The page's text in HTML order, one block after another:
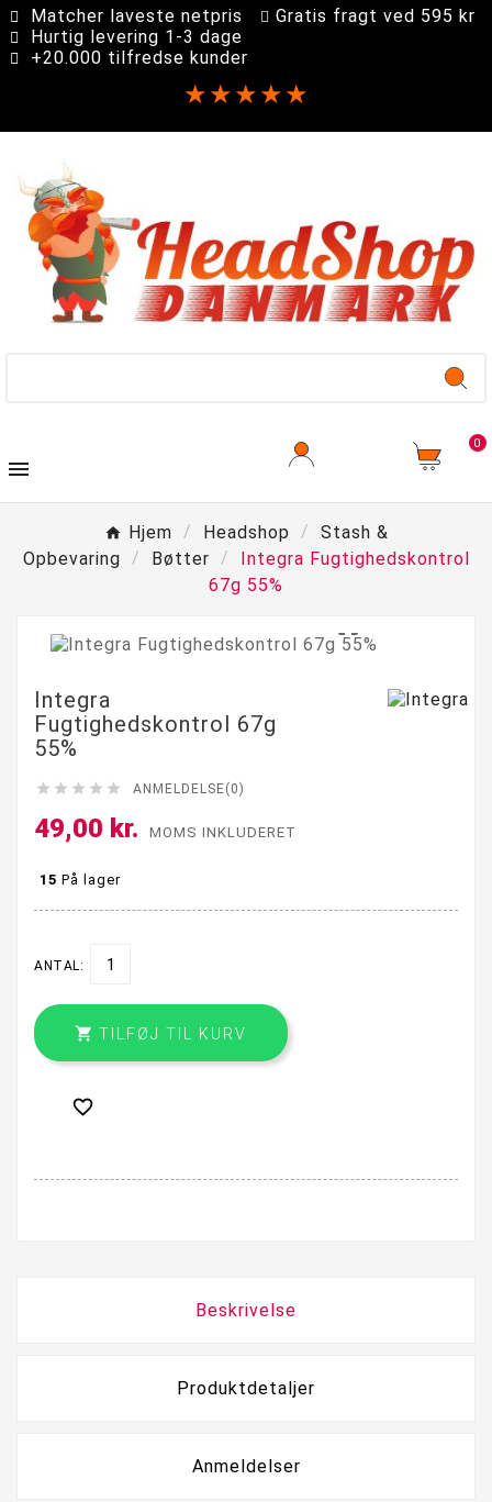
Matcher laveste netpris
Gratis fragt ved 595 kr
Hurtig levering 1-3 dage
+20.000 tilfredse kunder
★★★★★

0
Hjem Headshop
Stash &
Opbevaring
Bøtter
Integra Fugtighedskontrol
67g 55%
Integra
Fugtighedskontrol 67g
55%
     ANMELDELSE(0)
49,00 kr. MOMS INKLUDERET
15 På lager
ANTAL:
 TILFØJ TIL KURV

Beskrivelse
Produktdetaljer
Anmeldelser